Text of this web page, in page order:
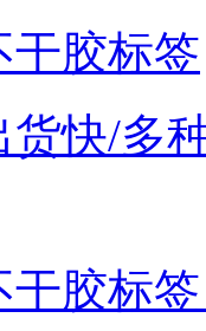
干胶标签
货快/多
干胶标签